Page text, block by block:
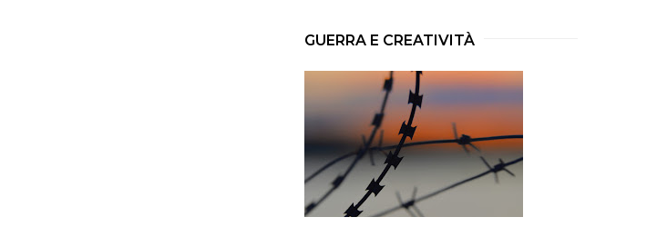
GUERRA E CREATIVITÀ